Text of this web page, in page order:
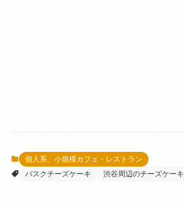
個人系、小規模カフェ・レストラン
バスクチーズケーキ
渋谷周辺のチーズケーキ